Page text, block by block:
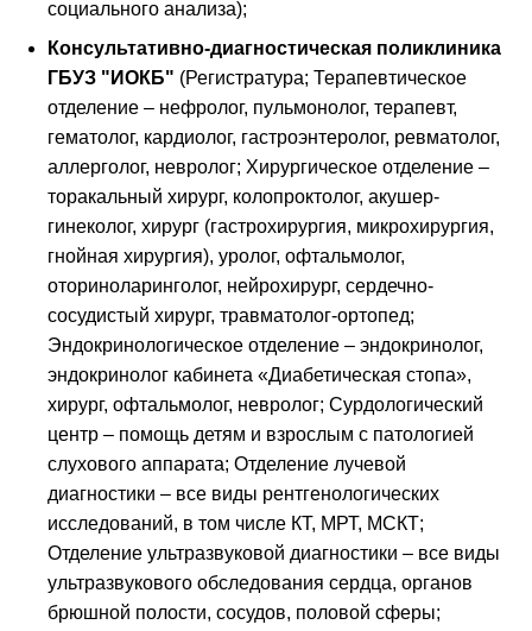
социального анализа);
Консультативно-диагностическая поликлиника
ГБУЗ "ИОКБ" (Регистратура; Терапевтическое
отделение – нефролог, пульмонолог, терапевт,
гематолог, кардиолог, гастроэнтеролог, ревматолог,
аллерголог, невролог; Хирургическое отделение –
торакальный хирург, колопроктолог, акушер-
гинеколог, хирург (гастрохирургия, микрохирургия,
гнойная хирургия), уролог, офтальмолог,
оториноларинголог, нейрохирург, сердечно-
сосудистый хирург, травматолог-ортопед;
Эндокринологическое отделение – эндокринолог,
эндокринолог кабинета «Диабетическая стопа»,
хирург, офтальмолог, невролог; Сурдологический
центр – помощь детям и взрослым с патологией
слухового аппарата; Отделение лучевой
диагностики – все виды рентгенологических
исследований, в том числе КТ, МРТ, МСКТ;
Отделение ультразвуковой диагностики – все виды
ультразвукового обследования сердца, органов
брюшной полости, сосудов, половой сферы;